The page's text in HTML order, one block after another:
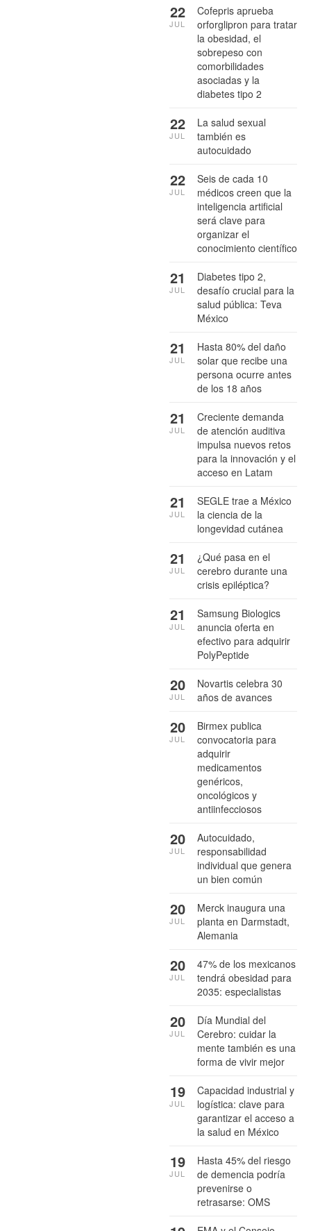
Cofepris aprueba
orforglipron para tratar
la obesidad, el
sobrepeso con
comorbilidades
asociadas y la
diabetes tipo 2
22
JUL
La salud sexual
también es
autocuidado
22
JUL
Seis de cada 10
médicos creen que la
inteligencia artificial
será clave para
organizar el
conocimiento científico
22
JUL
Diabetes tipo 2,
desafío crucial para la
salud pública: Teva
México
21
JUL
Hasta 80% del daño
solar que recibe una
persona ocurre antes
de los 18 años
21
JUL
Creciente demanda
de atención auditiva
impulsa nuevos retos
para la innovación y el
acceso en Latam
21
JUL
SEGLE trae a México
la ciencia de la
longevidad cutánea
21
JUL
¿Qué pasa en el
cerebro durante una
crisis epiléptica?
21
JUL
Samsung Biologics
anuncia oferta en
efectivo para adquirir
PolyPeptide
21
JUL
Novartis celebra 30
años de avances
20
JUL
Birmex publica
convocatoria para
adquirir
medicamentos
genéricos,
oncológicos y
antiinfecciosos
20
JUL
Autocuidado,
responsabilidad
individual que genera
un bien común
20
JUL
Merck inaugura una
planta en Darmstadt,
Alemania
20
JUL
47% de los mexicanos
tendrá obesidad para
2035: especialistas
20
JUL
Día Mundial del
Cerebro: cuidar la
mente también es una
forma de vivir mejor
20
JUL
Capacidad industrial y
logística: clave para
garantizar el acceso a
la salud en México
19
JUL
Hasta 45% del riesgo
de demencia podría
prevenirse o
retrasarse: OMS
19
JUL